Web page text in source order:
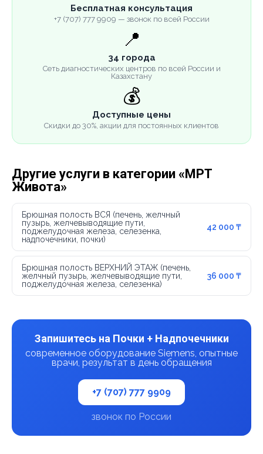
Бесплатная консультация
+7 (707) 777 9909 — звонок по всей России
📍
34 города
Сеть диагностических центров по всей России и
Казахстану
💰
Доступные цены
Скидки до 30%, акции для постоянных клиентов
Другие услуги в категории «МРТ
Живота»
Брюшная полость ВСЯ (печень, желчный
пузырь, желчевыводящие пути,
поджелудочная железа, селезенка,
надпочечники, почки)
42 000 ₸
Брюшная полость ВЕРХНИЙ ЭТАЖ (печень,
желчный пузырь, желчевыводящие пути,
поджелудочная железа, селезенка)
36 000 ₸
Запишитесь на Почки + Надпочечники
современное оборудование Siemens, опытные
врачи, результат в день обращения
+7 (707) 777 9909
звонок по России